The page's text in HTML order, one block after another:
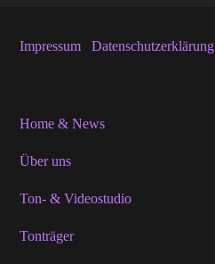
Impressum Datenschutzerklärung
Home & News
Über uns
Ton- & Videostudio
Tonträger